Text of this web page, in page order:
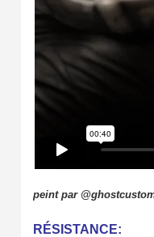
peint par
RÉSISTANCE: